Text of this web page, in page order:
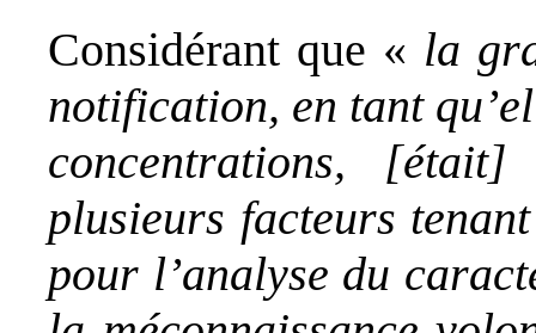
Considérant que « la
notification, en tant
concentrations,
plusieurs facteurs
pour l’analyse du